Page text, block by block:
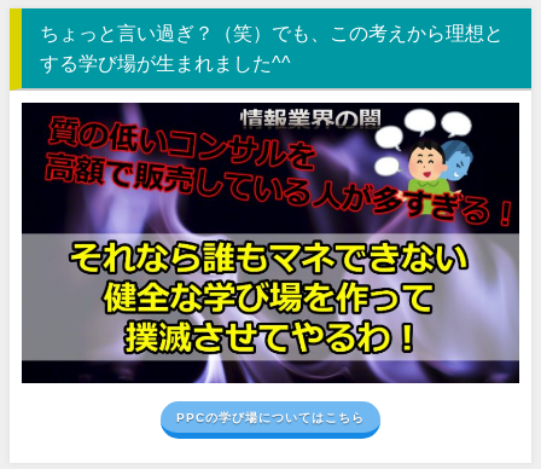
ちょっと言い過ぎ？（笑）でも、この考えから理想と
する学び場が生まれました^^
PPCの学び場についてはこちら